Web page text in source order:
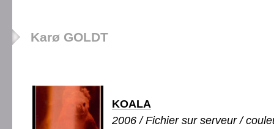
Karø GOLDT
KOALA
2006 / Fichier sur serveur /